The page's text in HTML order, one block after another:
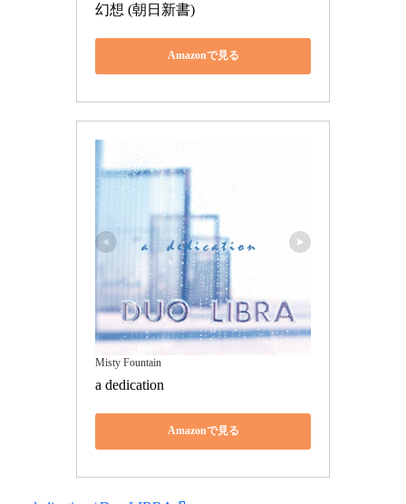
幻想 (朝日新書)
Amazonで見る
Misty Fountain
a dedication
Amazonで見る